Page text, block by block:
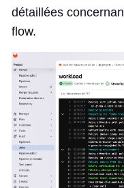
détaillées
flow.